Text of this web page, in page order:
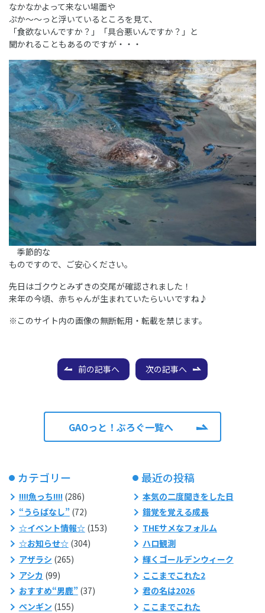
なかなかよって来ない場面や
ぷか～～っと浮いているところを見て、
「食欲ないんですか？」「具合悪いんですか？」と
聞かれることもあるのですが・・・
季節的な
ものですので、ご安心ください。
先日はゴクウとみずきの交尾が確認されました！
来年の今頃、赤ちゃんが生まれていたらいいですね♪
※このサイト内の画像の無断転用・転載を禁じます。
前の記事へ 次の記事へ
GAOっと！ぶろぐ一覧へ
カテゴリー
!!!!魚っち!!!!(286)
“うらばなし”(72)
☆イベント情報☆(153)
☆お知らせ☆(304)
アザラシ (265)
アシカ (99)
おすすめ“男鹿”(37)
ペンギン (155)
最近の投稿
本気の二度聞きをした日
錯覚を覚える成長
THEサメなフォルム
ハロ観測
輝くゴールデンウィーク
ここまでこれた2
君の名は2026
ここまでこれた